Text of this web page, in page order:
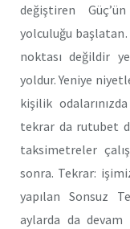
değiştiren
yolculuğu
noktası değildir
yoldur. Yeniye
kişilik
tekrar da rutubet
taksimetreler
sonra. Tekrar:
yapılan Sonsuz
aylarda da devam